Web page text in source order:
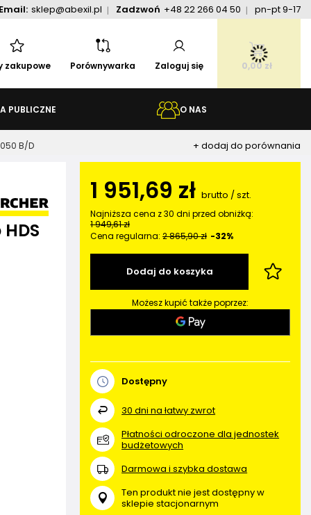
Email: sklep@abexil.pl Zadzwoń +48 22 266 04 50 pn-pt 9-17
zakupowe Porównywarka Zaloguj się 0,00 zł
PUBLICZNE O NAS
B/D + dodaj do porównania
1 951,69 zł brutto /szt.
Najniższa cena z 30 dni przed obniżką:
1 949,61 zł
Cena regularna:2 865,90 zł -32%
Dodaj do koszyka
Możesz kupić także poprzez:
Dostępny
30 dni na łatwy zwrot
Płatności odroczone dla jednostek
budżetowych
Darmowa i szybka dostawa
Ten produkt nie jest dostępny w
sklepie stacjonarnym